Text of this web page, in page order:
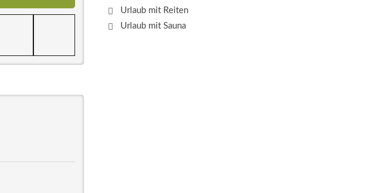
Urlaub mit Reiten
Urlaub mit Sauna